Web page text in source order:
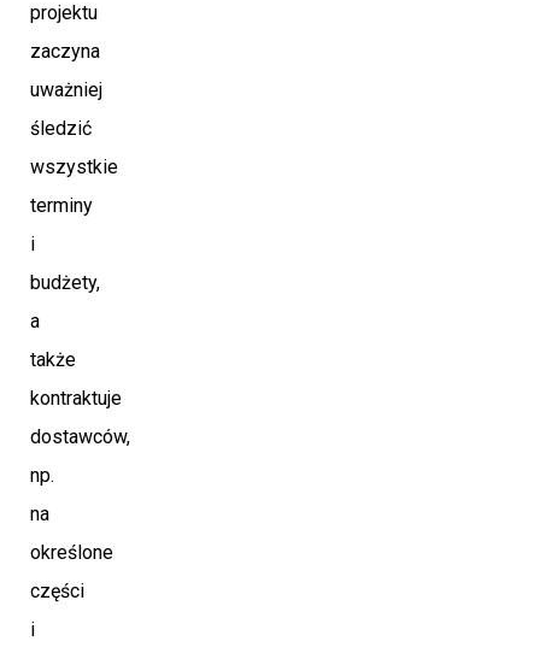
projektu
zaczyna
uważniej
śledzić
wszystkie
terminy
i
budżety,
a
także
kontraktuje
dostawców,
np.
na
określone
części
i